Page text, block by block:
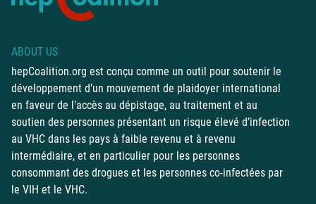
ABOUT US
hepCoalition.org est conçu comme un outil pour soutenir le
développement d’un mouvement de plaidoyer international
en faveur de l’accès au dépistage, au traitement et au
soutien des personnes présentant un risque élevé d’infection
au VHC dans les pays à faible revenu et à revenu
intermédiaire, et en particulier pour les personnes
consommant des drogues et les personnes co-infectées par
le VIH et le VHC.